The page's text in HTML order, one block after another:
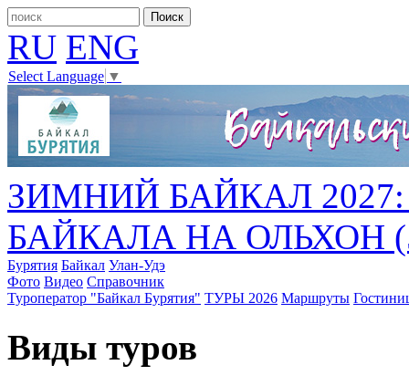
RU ENG
Select Language ▼
ЗИМНИЙ БАЙКАЛ
БАЙКАЛА НА ОЛЬХОН (5
Бурятия Байкал Улан-Удэ
Фото Видео Справочник
Туроператор "Байкал Бурятия" ТУРЫ 2026 Маршруты
Виды туров